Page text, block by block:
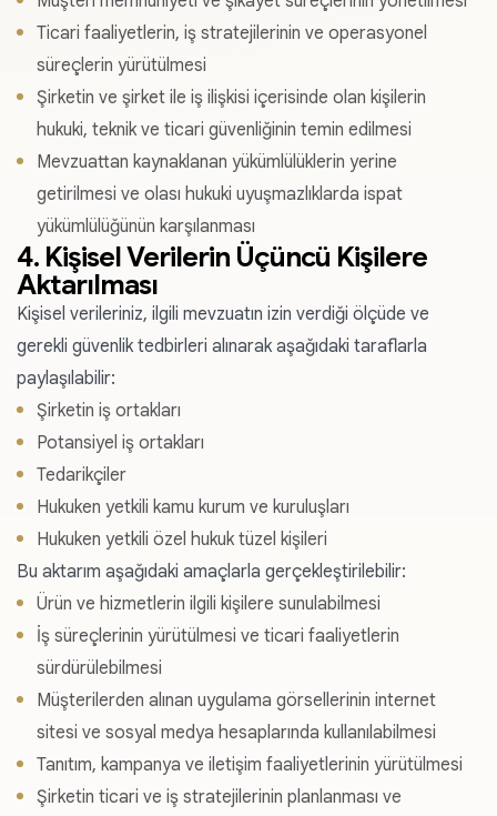
Ticari faaliyetlerin, iş stratejilerinin ve operasyonel
süreçlerin yürütülmesi
Şirketin ve şirket ile iş ilişkisi içerisinde olan kişilerin
hukuki, teknik ve ticari güvenliğinin temin edilmesi
Mevzuattan kaynaklanan yükümlülüklerin yerine
getirilmesi ve olası hukuki uyuşmazlıklarda ispat
yükümlülüğünün karşılanması
4. Kişisel Verilerin Üçüncü Kişilere
Aktarılması
Kişisel verileriniz, ilgili mevzuatın izin verdiği ölçüde ve
gerekli güvenlik tedbirleri alınarak aşağıdaki taraflarla
paylaşılabilir:
Şirketin iş ortakları
Potansiyel iş ortakları
Tedarikçiler
Hukuken yetkili kamu kurum ve kuruluşları
Hukuken yetkili özel hukuk tüzel kişileri
Bu aktarım aşağıdaki amaçlarla gerçekleştirilebilir:
Ürün ve hizmetlerin ilgili kişilere sunulabilmesi
İş süreçlerinin yürütülmesi ve ticari faaliyetlerin
sürdürülebilmesi
Müşterilerden alınan uygulama görsellerinin internet
sitesi ve sosyal medya hesaplarında kullanılabilmesi
Tanıtım, kampanya ve iletişim faaliyetlerinin yürütülmesi
Şirketin ticari ve iş stratejilerinin planlanması ve